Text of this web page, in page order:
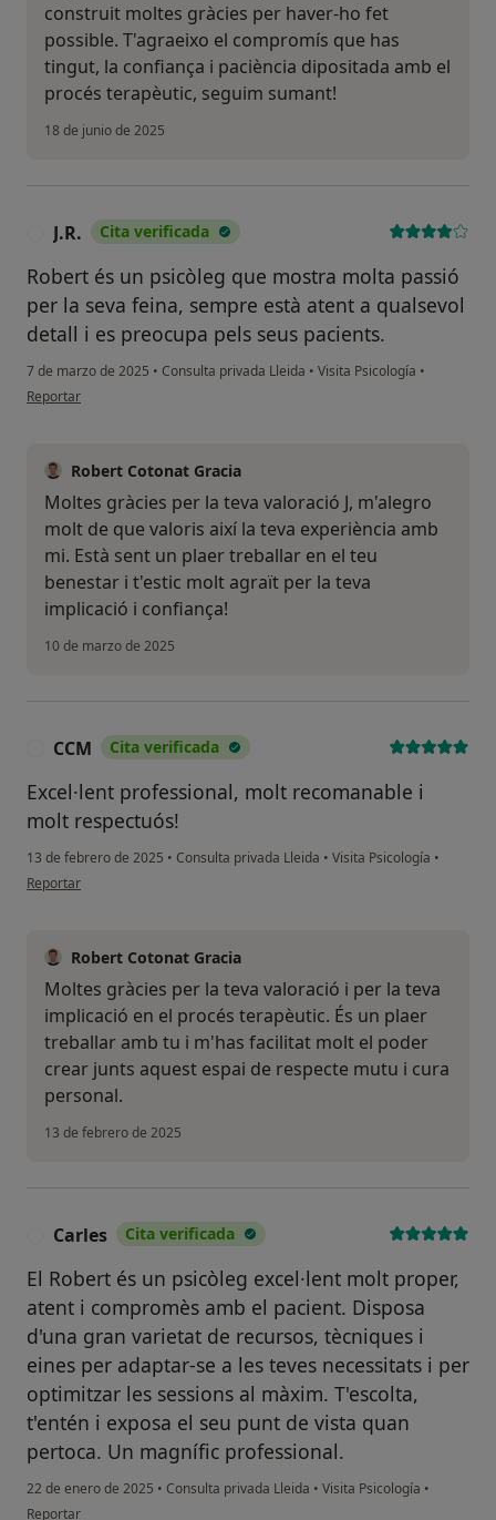
construit moltes gràcies per haver-ho fet
possible. T'agraeixo el compromís que has
tingut, la confiança i paciència dipositada amb el
procés terapèutic, seguim sumant!
18 de junio de 2025
J.R. Cita verificada
Robert és un psicòleg que mostra molta passió
per la seva feina, sempre està atent a qualsevol
detall i es preocupa pels seus pacients.
7 de marzo de 2025 • Consulta privada Lleida • Visita Psicología •
en opinión del usuario J.R.
Reportar
Robert Cotonat Gracia
Moltes gràcies per la teva valoració J, m'alegro
molt de que valoris així la teva experiència amb
mi. Està sent un plaer treballar en el teu
benestar i t'estic molt agraït per la teva
implicació i confiança!
10 de marzo de 2025
CCM Cita verificada
Excel·lent professional, molt recomanable i
molt respectuós!
13 de febrero de 2025 • Consulta privada Lleida • Visita Psicología •
en opinión del usuario CCM
Reportar
Robert Cotonat Gracia
Moltes gràcies per la teva valoració i per la teva
implicació en el procés terapèutic. És un plaer
treballar amb tu i m'has facilitat molt el poder
crear junts aquest espai de respecte mutu i cura
personal.
13 de febrero de 2025
Carles Cita verificada
El Robert és un psicòleg excel·lent molt proper,
atent i compromès amb el pacient. Disposa
d'una gran varietat de recursos, tècniques i
eines per adaptar-se a les teves necessitats i per
optimitzar les sessions al màxim. T'escolta,
t'entén i exposa el seu punt de vista quan
pertoca. Un magnífic professional.
22 de enero de 2025 • Consulta privada Lleida • Visita Psicología •
en opinión del usuario Carles
Reportar